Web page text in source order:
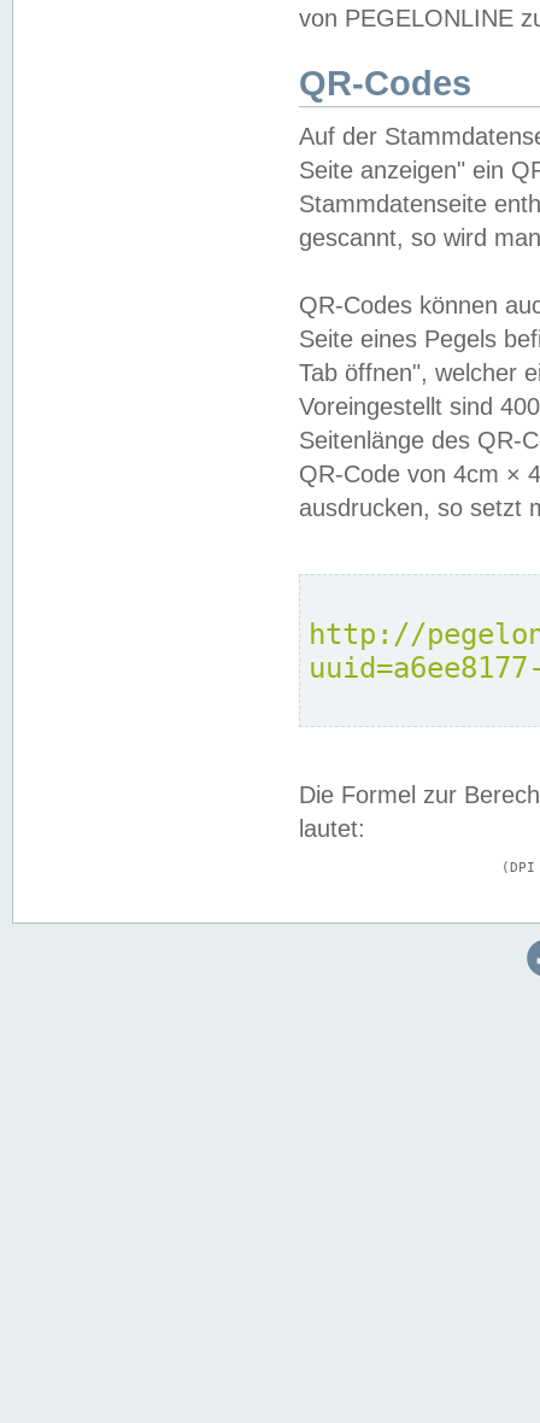
von PEGELONLINE
QR-Codes
Auf der
Seite anzeigen" ein
Stammdatenseite
gescannt, so wird
QR-Codes können
Seite eines Pegels
Tab öffnen", welcher
Voreingestellt sind
Seitenlänge des QR-
QR-Code von 4cm ×
ausdrucken, so setzt
http://
Die Formel zur
lautet: